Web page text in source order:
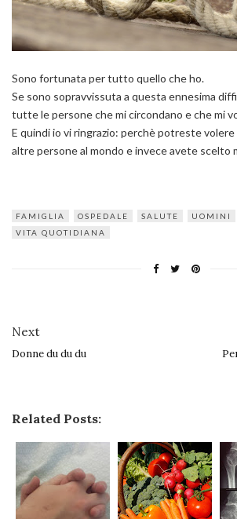
Sono fortunata per tutto quello che ho.
Se sono sopravvissuta a questa ennesima
tutte le persone che mi circondano e che mi
E quindi io vi ringrazio: perchè potreste
altre persone al mondo e invece avete scelto
FAMIGLIA OSPEDALE SALUTE
UOMINI
VITA QUOTIDIANA
Next
Donne du du du
Related Posts: